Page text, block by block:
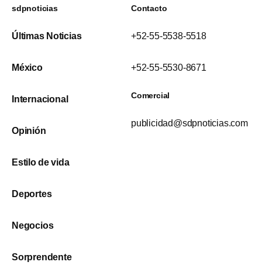
sdpnoticias
Últimas Noticias
México
Internacional
Opinión
Estilo de vida
Deportes
Negocios
Sorprendente
Contacto
+52-55-5538-5518
+52-55-5530-8671
Comercial
publicidad@sdpnoticias.com